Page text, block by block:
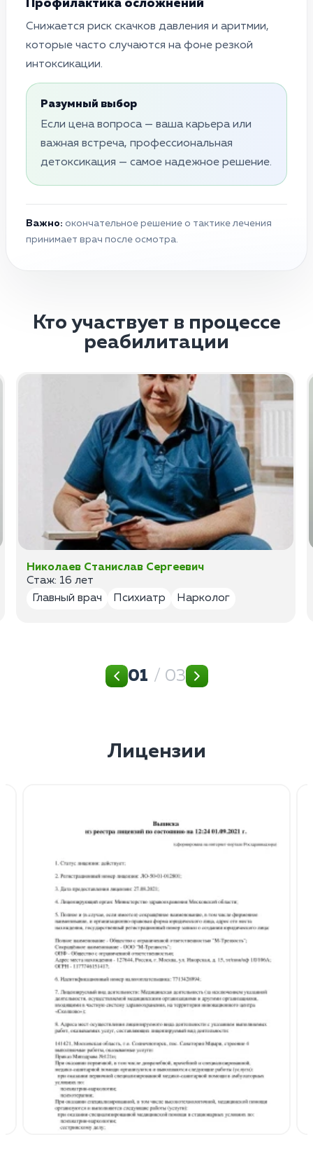
Профилактика осложнений
Снижается риск скачков давления и аритмии,
которые часто случаются на фоне резкой
интоксикации.
Разумный выбор
Если цена вопроса — ваша карьера или
важная встреча, профессиональная
детоксикация — самое надежное решение.
Важно: окончательное решение о тактике лечения
принимает врач после осмотра.
Кто участвует в процессе
реабилитации
Николаев Станислав Сергеевич
Стаж: 16 лет
Главный врач
Психиатр Нарколог
01 / 03
Лицензии